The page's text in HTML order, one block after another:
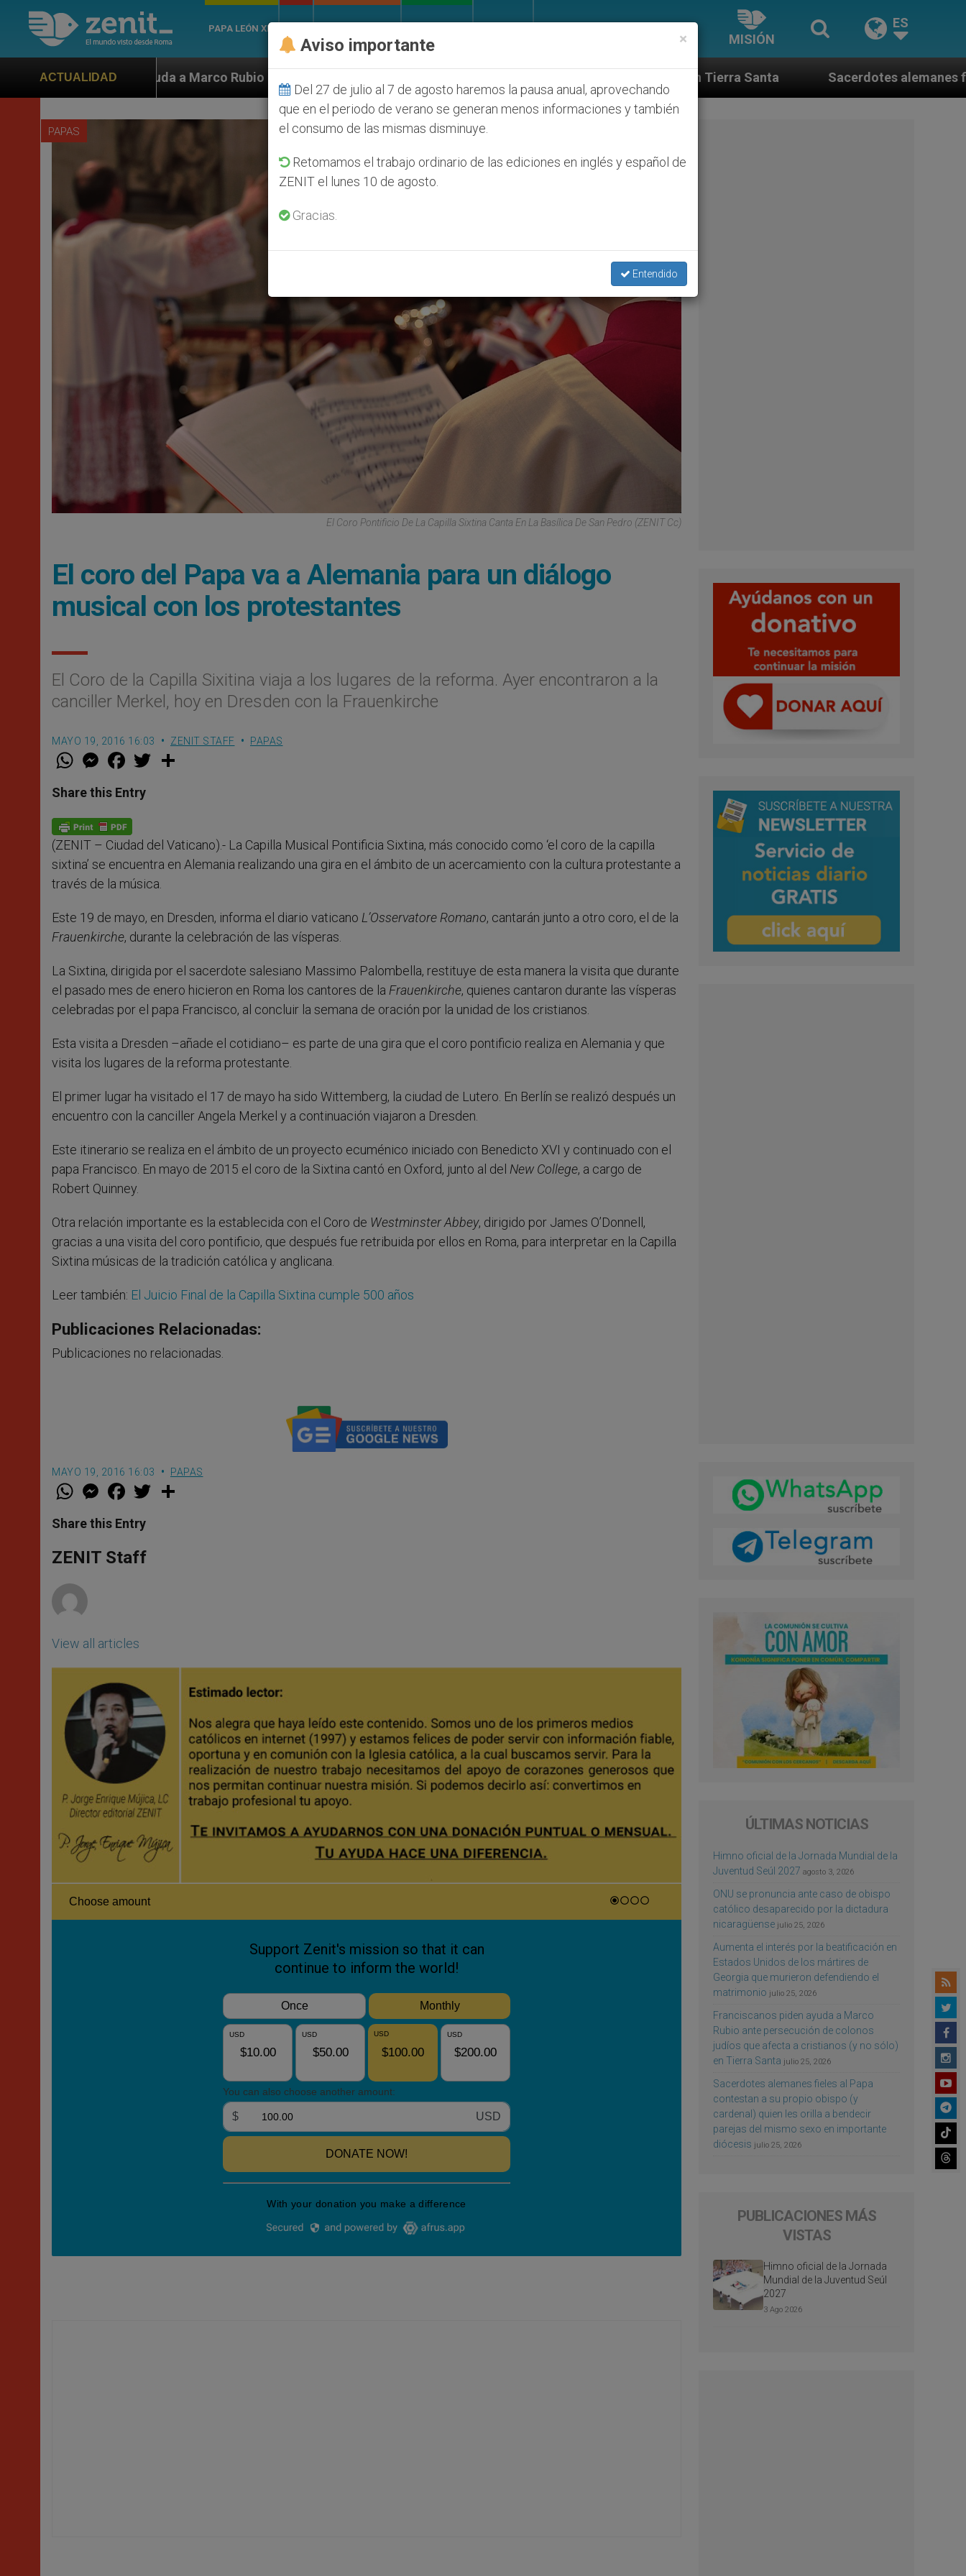
PAPA LEÓN XIV
MISIÓN
ES
ACTUALIDAD
a Marco Rubio ante persecución de colonos judíos que afecta a cristianos (y no sólo) en Tierra Santa Sacerdotes alemanes fieles al Papa
PAPAS
El Coro Pontificio De La Capilla Sixtina Canta En La Basílica De San Pedro (ZENIT Cc)
El coro del Papa va a Alemania para un diálogo
musical con los protestantes
El Coro de la Capilla Sixitina viaja a los lugares de la reforma. Ayer encontraron a la
canciller Merkel, hoy en Dresden con la Frauenkirche
MAYO 19, 2016 16:03 ZENIT STAFF PAPAS
W
t
s
p
p
M
e
s
e
g
e
F
a
e
b
o
k
w
Share this Entry
(ZENIT – Ciudad del Vaticano).- La Capilla Musical Pontificia Sixtina, más conocido como ‘el coro de la capilla
sixtina’ se encuentra en Alemania realizando una gira en el ámbito de un acercamiento con la cultura protestante a
través de la música.
Este 19 de mayo, en Dresden, informa el diario vaticano L’Osservatore Romano, cantarán junto a otro coro, el de la
Frauenkirche, durante la celebración de las vísperas.
La Sixtina, dirigida por el sacerdote salesiano Massimo Palombella, restituye de esta manera la visita que durante
el pasado mes de enero hicieron en Roma los cantores de la Frauenkirche, quienes cantaron durante las vísperas
celebradas por el papa Francisco, al concluir la semana de oración por la unidad de los cristianos.
Esta visita a Dresden –añade el cotidiano– es parte de una gira que el coro pontificio realiza en Alemania y que
visita los lugares de la reforma protestante.
El primer lugar ha visitado el 17 de mayo ha sido Wittemberg, la ciudad de Lutero. En Berlín se realizó después un
encuentro con la canciller Angela Merkel y a continuación viajaron a Dresden.
Este itinerario se realiza en el ámbito de un proyecto ecuménico iniciado con Benedicto XVI y continuado con el
papa Francisco. En mayo de 2015 el coro de la Sixtina cantó en Oxford, junto al del New College, a cargo de
Robert Quinney.
Otra relación importante es la establecida con el Coro de Westminster Abbey, dirigido por James O’Donnell,
gracias a una visita del coro pontificio, que después fue retribuida por ellos en Roma, para interpretar en la Capilla
Sixtina músicas de la tradición católica y anglicana.
Leer también: El Juicio Final de la Capilla Sixtina cumple 500 años
Publicaciones Relacionadas:
Publicaciones no relacionadas.
MAYO 19, 2016 16:03 PAPAS
W
t
s
p
p
M
e
s
e
g
e
F
a
e
b
o
k
w
Share this Entry
ZENIT Staff
View all articles
ÚLTIMAS NOTICIAS
Himno oficial de la Jornada Mundial de la
Juventud Seúl 2027 agosto 3, 2026
ONU se pronuncia ante caso de obispo
católico desaparecido por la dictadura
nicaragüense julio 25, 2026
Aumenta el interés por la beatificación en
Estados Unidos de los mártires de
Georgia que murieron defendiendo el
matrimonio julio 25, 2026
Franciscanos piden ayuda a Marco
Rubio ante persecución de colonos
judíos que afecta a cristianos (y no sólo)
en Tierra Santa julio 25, 2026
Sacerdotes alemanes fieles al Papa
contestan a su propio obispo (y
cardenal) quien les orilla a bendecir
parejas del mismo sexo en importante
diócesis julio 25, 2026
PUBLICACIONES MÁS
VISTAS
Himno oficial de la Jornada
Mundial de la Juventud Seúl
2027
3 Ago 2026
×
Aviso importante
Del 27 de julio al 7 de agosto haremos la pausa anual, aprovechando
que en el periodo de verano se generan menos informaciones y también
el consumo de las mismas disminuye.
Retomamos el trabajo ordinario de las ediciones en inglés y español de
ZENIT el lunes 10 de agosto.
Gracias.
Entendido